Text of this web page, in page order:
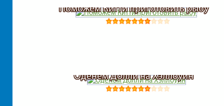
Поможем Китти приготовить рыбу
Оденем Долли на Хэллоуин